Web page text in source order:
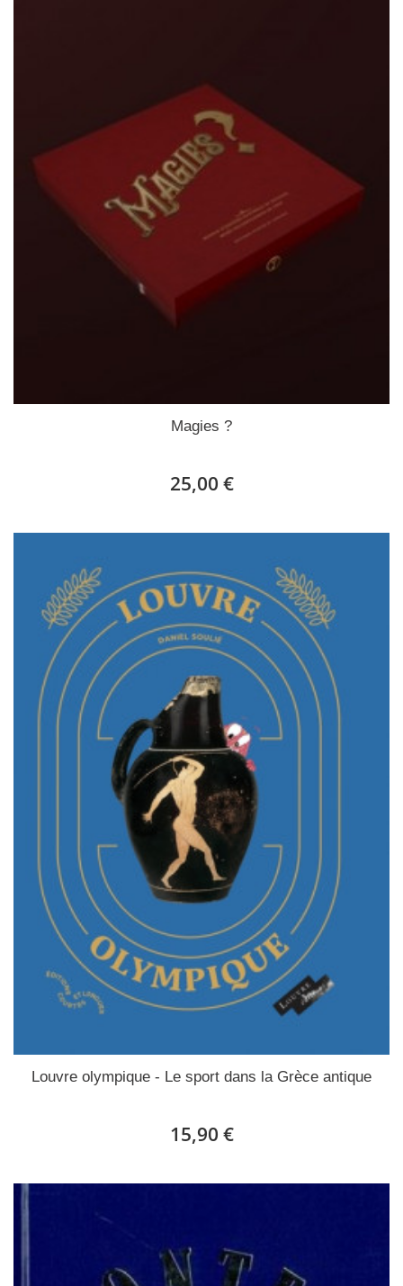
Magies ?
25,00 €
Louvre olympique - Le sport dans la Grèce antique
15,90 €